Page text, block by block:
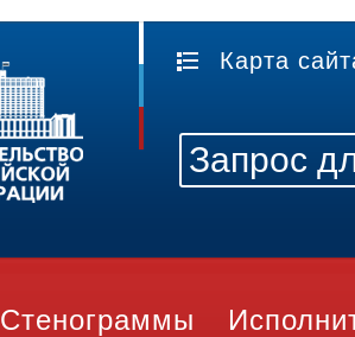
Карта
Стенограммы